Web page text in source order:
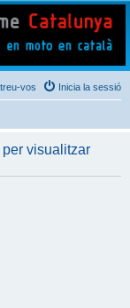
Inicia la sessió
vos
visualitzar